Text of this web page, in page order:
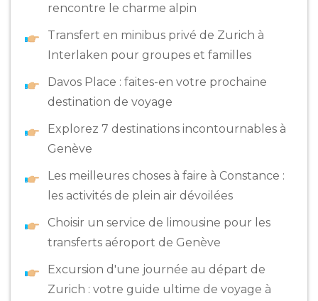
rencontre le charme alpin
Transfert en minibus privé de Zurich à
Interlaken pour groupes et familles
Davos Place : faites-en votre prochaine
destination de voyage
Explorez 7 destinations incontournables à
Genève
Les meilleures choses à faire à Constance :
les activités de plein air dévoilées
Choisir un service de limousine pour les
transferts aéroport de Genève
Excursion d'une journée au départ de
Zurich : votre guide ultime de voyage à